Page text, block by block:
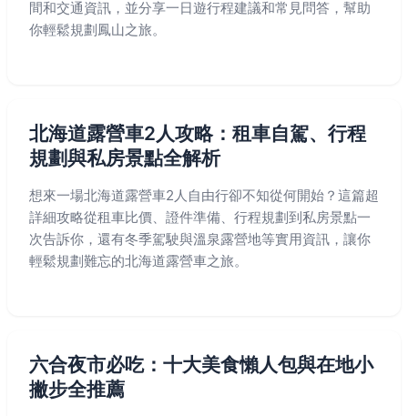
間和交通資訊，並分享一日遊行程建議和常見問答，幫助
你輕鬆規劃鳳山之旅。
北海道露營車2人攻略：租車自駕、行程
規劃與私房景點全解析
想來一場北海道露營車2人自由行卻不知從何開始？這篇超
詳細攻略從租車比價、證件準備、行程規劃到私房景點一
次告訴你，還有冬季駕駛與溫泉露營地等實用資訊，讓你
輕鬆規劃難忘的北海道露營車之旅。
六合夜市必吃：十大美食懶人包與在地小
撇步全推薦